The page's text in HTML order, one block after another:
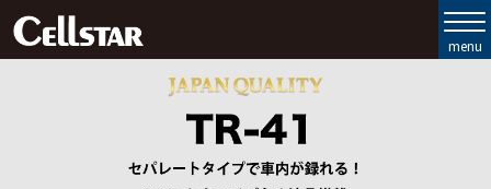
製品ラインナップ